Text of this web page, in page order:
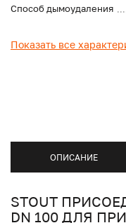
Способ дымоудаления
Показать все
ОПИСАНИЕ
STOUT
DN 100 ДЛЯ